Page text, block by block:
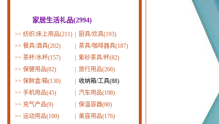
家居生活礼品(2994)
>> 纺织/床上用品(211)
厨具/炊具(193)
>> 餐具/酒具(202)
茶具/咖啡器具(187)
>> 茶杯/水杯(157)
紫砂茶具/杯(82)
>> 保健用品(82)
旅行用品(266)
>> 保鲜盒/箱(130)
收纳箱/工具(88)
>> 手机用品(45)
汽车用品(198)
>> 充气产品(9)
保温容器(60)
>> 运动用品(100)
美容用品(176)